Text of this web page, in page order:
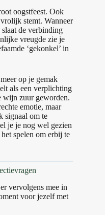
oogstfeest. Ook
stemt. Wanneer
slaat de verbinding
vreugde zie je
‘gekonkel’ in
op je gemak
als een verplichting
wijn zuur geworden.
emotie, maar
signaal om te
je je nog wel gezien
spelen om erbij te
vervolgens mee in
voor jezelf met